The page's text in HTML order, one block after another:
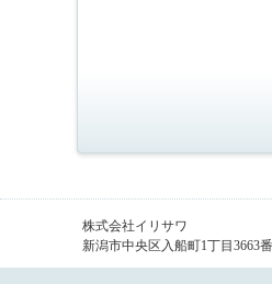
株式会社イリサワ
新潟市中央区入船町1丁目3663